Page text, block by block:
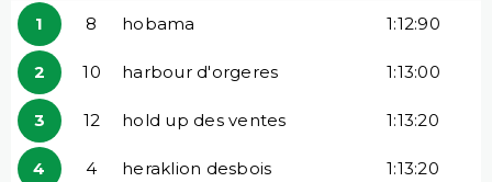
1 8 hobama 1:12:90
2 10 harbour d'orgeres 1:13:00
3 12 hold up des ventes 1:13:20
4 4 heraklion desbois 1:13:20